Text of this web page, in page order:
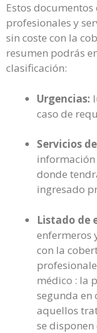
Estos
profesionales y
sin coste con la
resumen podrás
clasificación:
Urgencias:
caso de
Servicios
información
donde
ingresado
Listado de
enfermeros
con la
médico : la
segunda en
aquellos
se